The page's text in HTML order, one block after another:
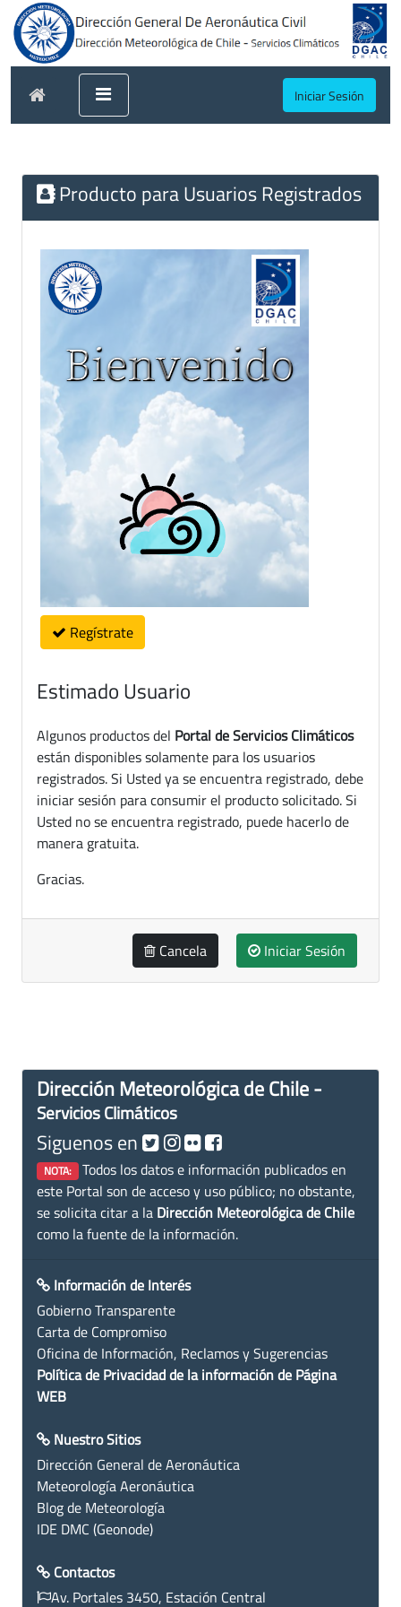
Iniciar Sesión
Producto para Usuarios Registrados
Regístrate
Estimado Usuario
Algunos productos del Portal de Servicios Climáticos
están disponibles solamente para los usuarios
registrados. Si Usted ya se encuentra registrado, debe
iniciar sesión para consumir el producto solicitado. Si
Usted no se encuentra registrado, puede hacerlo de
manera gratuita.
Gracias.
Cancela Iniciar Sesión
Dirección Meteorológica de Chile -
Servicios Climáticos
Siguenos en
NOTA: Todos los datos e información publicados en
este Portal son de acceso y uso público; no obstante,
se solicita citar a la Dirección Meteorológica de Chile
como la fuente de la información.
Información de Interés
Gobierno Transparente
Carta de Compromiso
Oficina de Información, Reclamos y Sugerencias
Política de Privacidad de la información de Página
WEB
Nuestro Sitios
Dirección General de Aeronáutica
Meteorología Aeronáutica
Blog de Meteorología
IDE DMC (Geonode)
Contactos
Av. Portales 3450, Estación Central